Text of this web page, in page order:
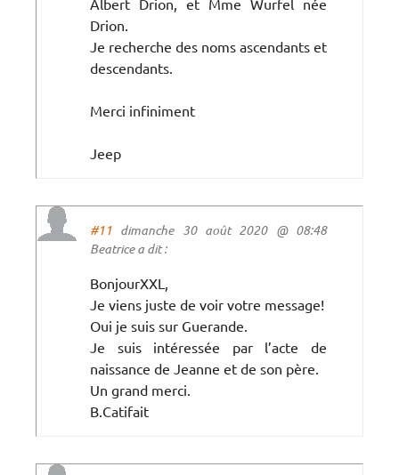
Drion.
Je recherche des noms ascendants et
descendants.
Merci infiniment
Jeep
#11 dimanche 30 août 2020 @ 08:48
Beatrice a dit :
BonjourXXL,
Je viens juste de voir votre message!
Oui je suis sur Guerande.
Je suis intéressée par l’acte de
naissance de Jeanne et de son père.
Un grand merci.
B.Catifait